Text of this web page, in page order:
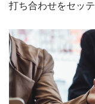
打ち合わせをセッ